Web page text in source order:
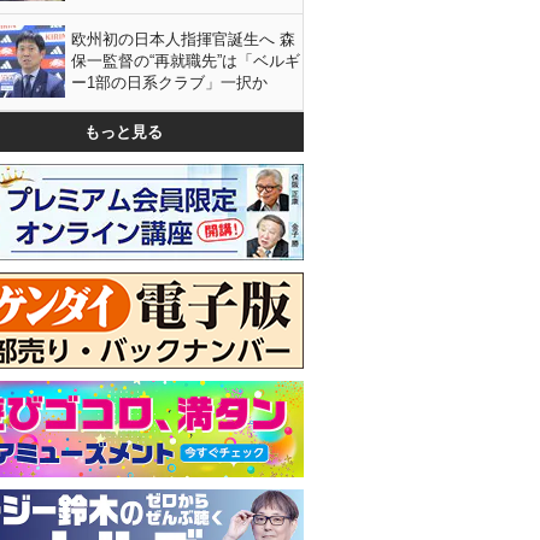
欧州初の日本人指揮官誕生へ 森
保一監督の“再就職先”は「ベルギ
ー1部の日系クラブ」一択か
もっと見る